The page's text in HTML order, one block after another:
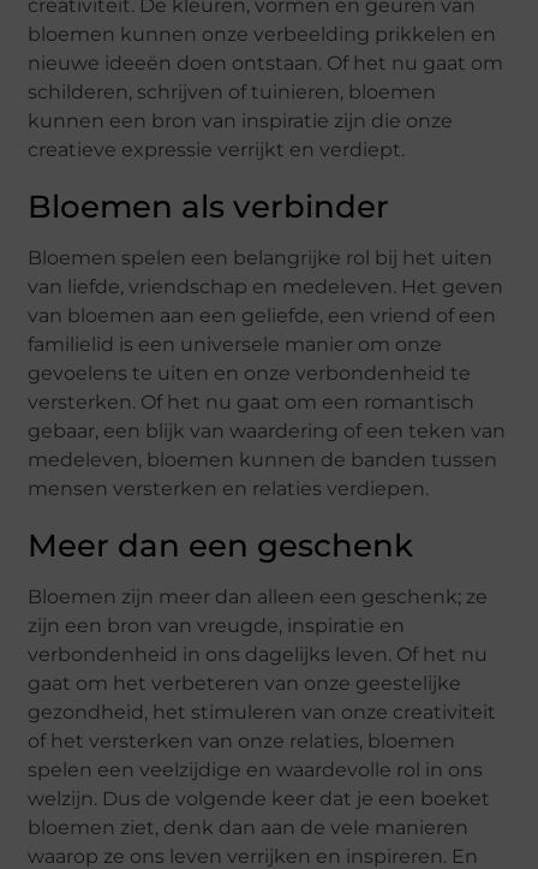
creativiteit. De kleuren, vormen en geuren van
bloemen kunnen onze verbeelding prikkelen en
nieuwe ideeën doen ontstaan. Of het nu gaat om
schilderen, schrijven of tuinieren, bloemen
kunnen een bron van inspiratie zijn die onze
creatieve expressie verrijkt en verdiept.
Bloemen als verbinder
Bloemen spelen een belangrijke rol bij het uiten
van liefde, vriendschap en medeleven. Het geven
van bloemen aan een geliefde, een vriend of een
familielid is een universele manier om onze
gevoelens te uiten en onze verbondenheid te
versterken. Of het nu gaat om een romantisch
gebaar, een blijk van waardering of een teken van
medeleven, bloemen kunnen de banden tussen
mensen versterken en relaties verdiepen.
Meer dan een geschenk
Bloemen zijn meer dan alleen een geschenk; ze
zijn een bron van vreugde, inspiratie en
verbondenheid in ons dagelijks leven. Of het nu
gaat om het verbeteren van onze geestelijke
gezondheid, het stimuleren van onze creativiteit
of het versterken van onze relaties, bloemen
spelen een veelzijdige en waardevolle rol in ons
welzijn. Dus de volgende keer dat je een boeket
bloemen ziet, denk dan aan de vele manieren
waarop ze ons leven verrijken en inspireren. En